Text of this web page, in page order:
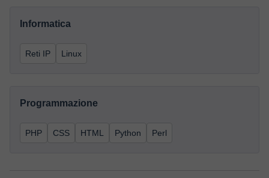
Informatica
Reti IP Linux
Programmazione
PHP CSS HTML Python Perl